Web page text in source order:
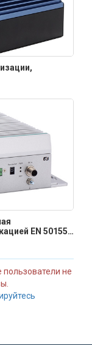
EN 50155
пользователи не